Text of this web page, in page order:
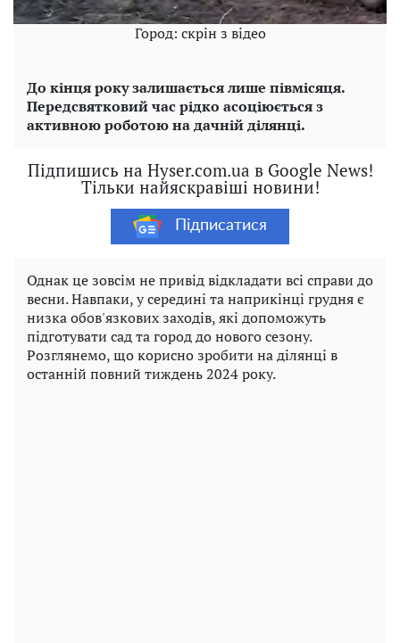
Город: скрін з відео
До кінця року залишається лише півмісяця.
Передсвятковий час рідко асоціюється з
активною роботою на дачній ділянці.
Підпишись на Hyser.com.ua в Google News!
Тільки найяскравіші новини!
Підписатися
Однак це зовсім не привід відкладати всі справи до
весни. Навпаки, у середині та наприкінці грудня є
низка обов'язкових заходів, які допоможуть
підготувати сад та город до нового сезону.
Розглянемо, що корисно зробити на ділянці в
останній повний тиждень 2024 року.